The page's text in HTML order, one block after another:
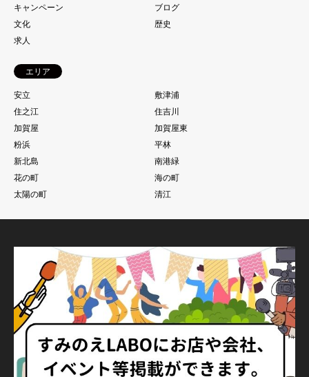
キャンペーン
ブログ
文化
歴史
求人
エリア
安立
敷津浦
住之江
住吉川
加賀屋
加賀屋東
粉浜
平林
新北島
南港緑
花の町
海の町
太陽の町
清江